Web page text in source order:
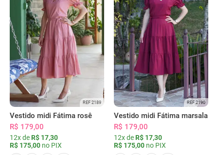
REF 2189
Vestido midi Fátima rosê
R$ 179,00
12x de R$ 17,30
R$ 175,00 no PIX
REF 2190
Vestido midi Fátima marsala
R$ 179,00
12x de R$ 17,30
R$ 175,00 no PIX